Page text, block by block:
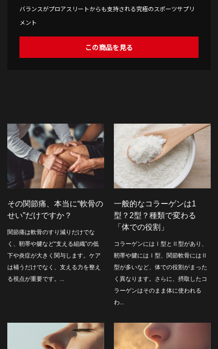
バランスがプロアスリートからも支持される究極のスポーツサプリ
メント
この商品を見る
その関節痛、本当に“軟骨の
せい”だけですか？
関節痛は軟骨のすり減りだけでな
く、靭帯や腱など“支える組織”の低
下や炎症が大きく関与します。ケア
は補うだけでなく、支える力を整え
る視点が重要です。...
一般的なコラーゲンは1
型？2型？種類で変わる
「体での役割」
コラーゲンにはⅠ型とⅡ型があり、
靭帯や腱にはⅠ型、関節軟骨にはⅡ
型が多いなど、体での役割がまった
く異なります。さらに、摂取したコ
ラーゲンはそのまま体に使われる
わ...